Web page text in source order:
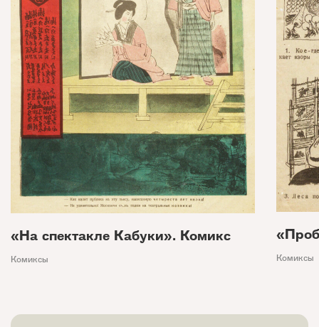
«На спектакле Кабуки». Комикс
Комиксы Комиксы